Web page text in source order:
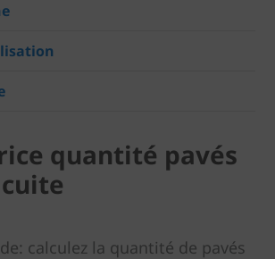
quantité pavés
calculez la quantité de pavés